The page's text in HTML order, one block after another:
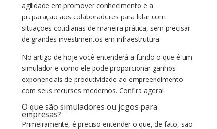
agilidade em promover conhecimento e a
preparação aos colaboradores para lidar com
situações cotidianas de maneira prática, sem precisar
de grandes investimentos em infraestrutura.
No artigo de hoje você entenderá a fundo o que é um
simulador e como ele pode proporcionar ganhos
exponenciais de produtividade ao empreendimento
com seus recursos modernos. Confira agora!
O que são simuladores ou jogos para
empresas?
Primeiramente, é preciso entender o que, de fato, são